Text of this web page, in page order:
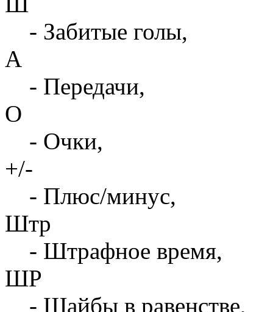
- Забитые голы,
А
- Передачи,
О
- Очки,
+/-
- Плюс/минус,
Штр
- Штрафное время,
ШР
- Шайбы в равенстве,